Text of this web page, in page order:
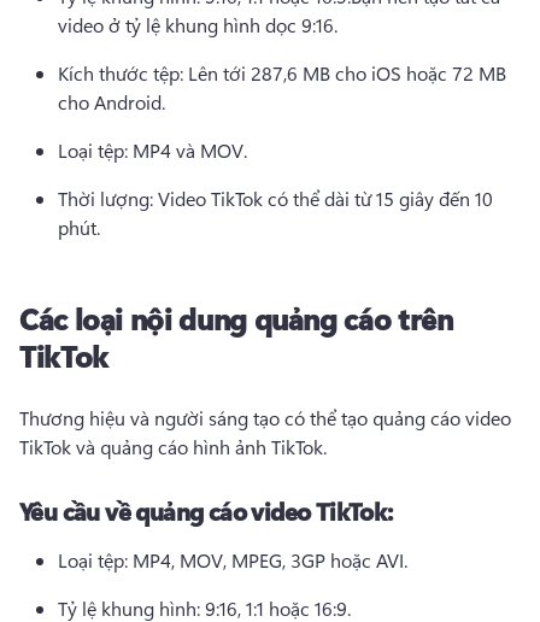
video ở tỷ lệ khung hình dọc 9:16.
Kích thước tệp: Lên tới 287,6 MB cho iOS hoặc 72 MB
cho Android.
Loại tệp: MP4 và MOV.
Thời lượng: Video TikTok có thể dài từ 15 giây đến 10
phút.
Các loại nội dung quảng cáo trên
TikTok
Thương hiệu và người sáng tạo có thể tạo quảng cáo video
TikTok và quảng cáo hình ảnh TikTok.
Yêu cầu về quảng cáo video TikTok:
Loại tệp: MP4, MOV, MPEG, 3GP hoặc AVI.
Tỷ lệ khung hình: 9:16, 1:1 hoặc 16:9.